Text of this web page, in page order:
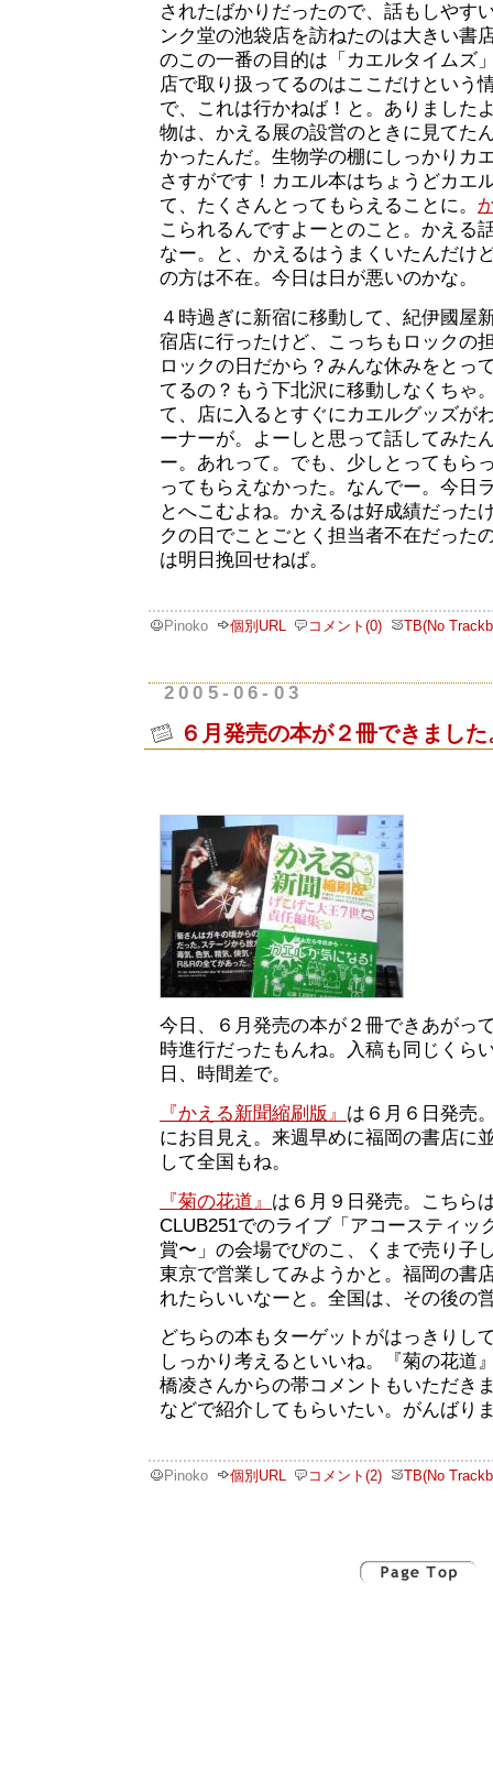
されたばかりだったので、話もしやす
ンク堂の池袋店を訪ねたのは大きい書
のこの一番の目的は「カエルタイムズ
店で取り扱ってるのはここだけという
で、これは行かねば！と。ありました
物は、かえる展の設営のときに見てた
かったんだ。生物学の棚にしっかりカ
さすがです！カエル本はちょうどカエ
て、たくさんとってもらえることに。
こられるんですよーとのこと。かえる
なー。と、かえるはうまくいたんだけ
の方は不在。今日は日が悪いのかな。
４時過ぎに新宿に移動して、紀伊國屋
宿店に行ったけど、こっちもロックの
ロックの日だから？みんな休みをとっ
てるの？もう下北沢に移動しなくちゃ
て、店に入るとすぐにカエルグッズが
ーナーが。よーしと思って話してみた
ー。あれって。でも、少しとってもら
ってもらえなかった。なんでー。今日
とへこむよね。かえるは好成績だった
クの日でことごとく担当者不在だった
は明日挽回せねば。
Pinoko 個別URL コメント(0) TB(No
2005-06-03
６月発売の本が２冊できました
今日、６月発売の本が２冊できあがっ
時進行だったもんね。入稿も同じくら
日、時間差で。
『かえる新聞縮刷版』 は６月６日発売
にお目見え。来週早めに福岡の書店に
して全国もね。
『菊の花道』 は６月９日発売。こちら
CLUB251でのライブ「アコースティ
賞〜」の会場でぴのこ、くまで売り子
東京で営業してみようかと。福岡の書
れたらいいなーと。全国は、その後の
どちらの本もターゲットがはっきりし
しっかり考えるといいね。『菊の花道
橋凌さんからの帯コメントもいただき
などで紹介してもらいたい。がんばり
Pinoko 個別URL コメント(2) TB(No